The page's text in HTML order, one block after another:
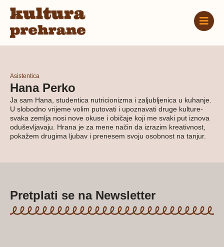
Asistentica
Hana Perko
Ja sam Hana, studentica nutricionizma i zaljubljenica u kuhanje.
U slobodno vrijeme volim putovati i upoznavati druge kulture-
svaka zemlja nosi nove okuse i običaje koji me svaki put iznova
oduševljavaju. Hrana je za mene način da izrazim kreativnost,
pokažem drugima ljubav i prenesem svoju osobnost na tanjur.
Pretplati se na Newsletter